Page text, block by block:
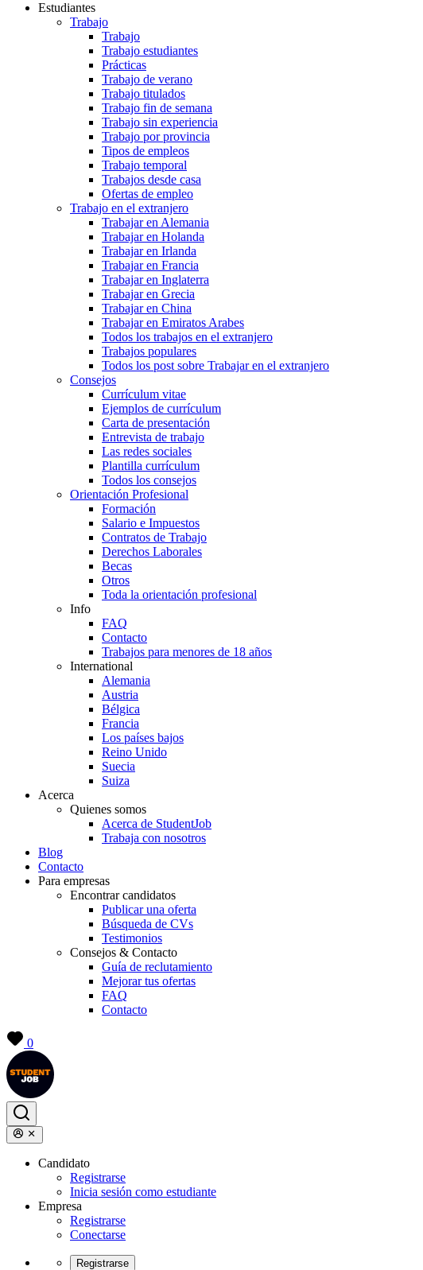
Estudiantes
Trabajo
Trabajo
Trabajo estudiantes
Prácticas
Trabajo de verano
Trabajo titulados
Trabajo fin de semana
Trabajo sin experiencia
Trabajo por provincia
Tipos de empleos
Trabajo temporal
Trabajos desde casa
Ofertas de empleo
Trabajo en el extranjero
Trabajar en Alemania
Trabajar en Holanda
Trabajar en Irlanda
Trabajar en Francia
Trabajar en Inglaterra
Trabajar en Grecia
Trabajar en China
Trabajar en Emiratos Arabes
Todos los trabajos en el extranjero
Trabajos populares
Todos los post sobre Trabajar en el extranjero
Consejos
Currículum vitae
Ejemplos de currículum
Carta de presentación
Entrevista de trabajo
Las redes sociales
Plantilla currículum
Todos los consejos
Orientación Profesional
Formación
Salario e Impuestos
Contratos de Trabajo
Derechos Laborales
Becas
Otros
Toda la orientación profesional
Info
FAQ
Contacto
Trabajos para menores de 18 años
International
Alemania
Austria
Bélgica
Francia
Los países bajos
Reino Unido
Suecia
Suiza
Acerca
Quienes somos
Acerca de StudentJob
Trabaja con nosotros
Blog
Contacto
Para empresas
Encontrar candidatos
Publicar una oferta
Búsqueda de CVs
Testimonios
Consejos & Contacto
Guía de reclutamiento
Mejorar tus ofertas
FAQ
Contacto
0
Candidato
Registrarse
Inicia sesión como estudiante
Empresa
Registrarse
Conectarse
Registrarse